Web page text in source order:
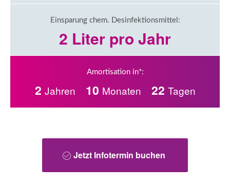
Einsparung chem. Desinfektionsmittel:
2 Liter pro Jahr
Amortisation in*:
2 10 22
Jetzt Infotermin buchen